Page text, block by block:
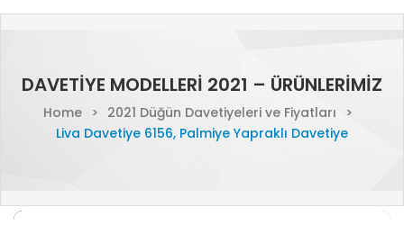
DAVETIYE MODELLERI 2021 – ÜRÜNLERIMIZ
Home > 2021 Düğün Davetiyeleri ve Fiyatları
>
Liva Davetiye 6156, Palmiye Yapraklı Davetiye